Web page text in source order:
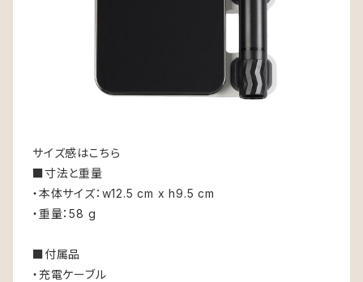
サイズ感はこちら
■寸法と重量
・本体サイズ：w12.5 cm x h9.5 cm
・重量：58 g
■付属品
・充電ケーブル